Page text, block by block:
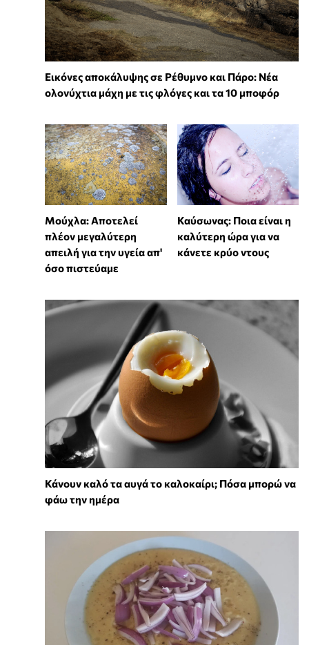
Εικόνες αποκάλυψης σε Ρέθυμνο και Πάρο: Νέα
ολονύχτια μάχη με τις φλόγες και τα 10 μποφόρ
Μούχλα: Αποτελεί
πλέον μεγαλύτερη
απειλή για την υγεία απ'
όσο πιστεύαμε
Καύσωνας: Ποια είναι η
καλύτερη ώρα για να
κάνετε κρύο ντους
Κάνουν καλό τα αυγά το καλοκαίρι; Πόσα μπορώ να
φάω την ημέρα